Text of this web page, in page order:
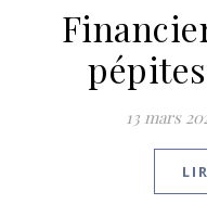
13 mars